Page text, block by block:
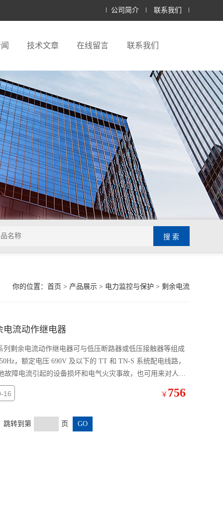
公司简介 联系我们
技术文章 在线留言 联系我们
你的位置： 首页 > 产品展示> 电力监控与保护 > 剩余电流
电流动作继电器
剩余电流动作继电器可与低压断路器或低压接触器等组成
，额定电压 690V 及以下的 TT 和 TN-S 系统配电线路，
障电流引起的设备损坏和电气火灾事故，也可用来对人身
16 ￥ 756
跳转到第 页